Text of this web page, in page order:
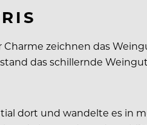
zeichnen das
das schillernde
dort und wandelte es